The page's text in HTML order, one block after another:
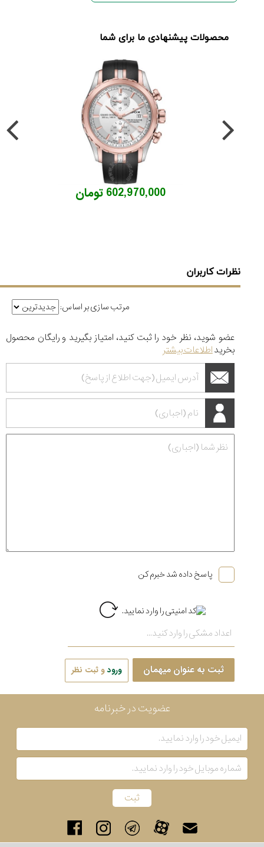
محصولات پیشنهادی ما برای شما
602,970,000 تومان
نظرات کاربران
مرتب سازی بر اساس:
عضو شوید، نظر خود را ثبت کنید، امتیاز بگیرید و رایگان محصول
بخریداطلاعات بیشتر
پاسخ داده شد خبرم کن
ثبت به عنوان میهمان ورودو ثبت نظر
عضویت در خبرنامه